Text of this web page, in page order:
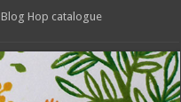
Blog Hop catalogue